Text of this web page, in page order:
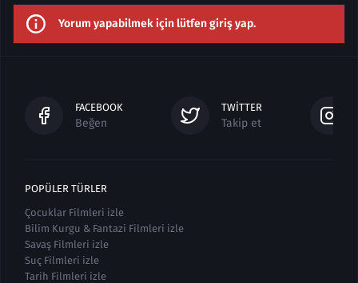
Yorum yapabilmek için lütfen giriş yap.
FACEBOOK
Beğen
TWITTER
Takip et
POPÜLER TÜRLER
Çocuklar Filmleri izle
Bilim Kurgu & Fantazi Filmleri izle
Savaş Filmleri izle
Suç Filmleri izle
Tarih Filmleri izle